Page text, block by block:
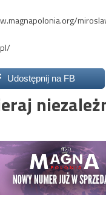
Udostępnij na FB